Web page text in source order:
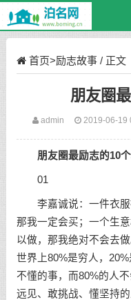
首页>励志故事/ 正文
朋友圈
admin 2019-06-19
朋友圈最励志的10
01
李嘉诚说：一件衣服
那我一定会买；一个生
以做，那我绝对不会去
世界上80%是穷人，
不懂的事，而80%的人
远见、敢挑战、懂坚持的